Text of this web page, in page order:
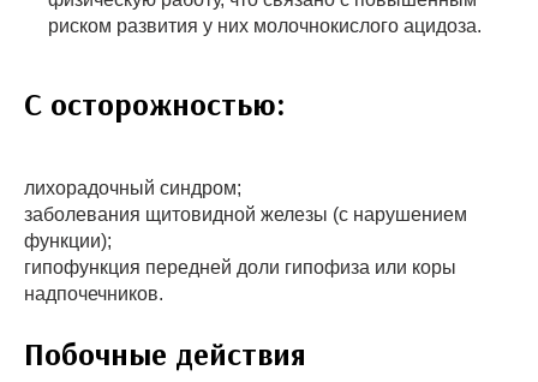
риском развития у них молочнокислого ацидоза.
С осторожностью:
лихорадочный синдром;
заболевания щитовидной железы (с нарушением
функции);
гипофункция передней доли гипофиза или коры
надпочечников.
Побочные действия